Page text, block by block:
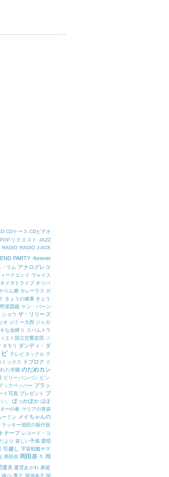
CDケース CDビデオ
リクエスト
JAZZ
RADIO RADIO J-ACK
PARTY -forever
・ラム アナログレコ
ィークエンド ヴォイス
オメガトライブ オリバ
りん糖 カレーラス ガ
きょうの健康 きょう
菜図鑑 ケン・バーン
ショウ ザ・リリーズ
オ ジミー大西 ジャガ
な金縛り スパムトラ
エト国立交響楽団 ソ
タモリ ダンディ・ダ
テレビタックル テ
ミックス ドブロク
ド
た学園 のだめカン
ビリーバンバン ピン
ックペッパー ブラッ
イ写真 プレゼント ブ
。 ぽっかぽか ほぼ
ーの拳 マリアの胃袋
ーミン メイちゃんの
ラッキー池田の振付仮
テープ レコード・コ
より 哀しい予感 愛唱
引越し 宇宙戦艦ヤマ
岡田奈 岡田奈々 岡
達夫 夏雲あがれ 家庭
梶山 季之 蒲池幸子 関